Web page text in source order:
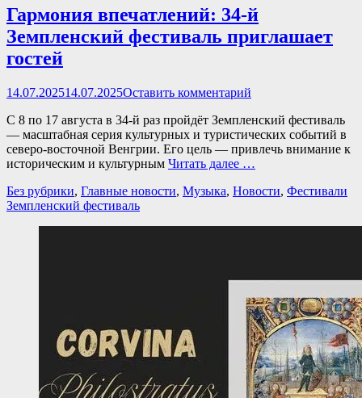
Гармония впечатлений: 34-й
Земпленский фестиваль приглашает
гостей
Опубликовано
14.07.202514.07.2025Оставить комментарий
С 8 по 17 августа в 34-й раз пройдёт Земпленский фестиваль
— масштабная серия культурных и туристических событий в
северо-восточной Венгрии. Его цель — привлечь внимание к
историческим и культурным Читать далее …
Категории
Без рубрики, Главные новости, Музыка, Новости, Фестивали
Земпленский фестиваль